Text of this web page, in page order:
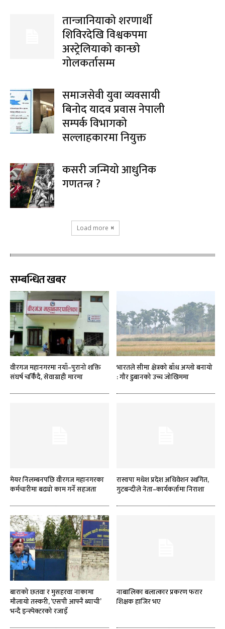
तान्जानियाको शरणार्थी
शिविरदेखि विश्वकपमा
अस्ट्रेलियाको कान्छो
गोलकर्तासम्म
समाजसेवी युवा व्यवसायी
बिनोद यादव प्रवास नेपाली
सम्पर्क विभागको
सल्लाहकारमा नियुक्त
कसरी जन्मियो आधुनिक
गणतन्त्र ?
Load more
सम्बन्धित खबर
वीरगज महानगरमा नयाँ–पुरानो शक्ति
संघर्ष चर्किँदै, सेवाग्राही मारमा
भारतले सीमा क्षेत्रको बाँध अग्लो बनायो
: गौर डुबानको उच्च जोखिममा
मेयर निलम्बनपछि वीरगज महानगरका
कर्मचारीमा बढ्यो काम गर्ने सहजता
रास्वपा मधेश प्रदेश अधिवेशन स्थगित,
गुटबन्दीले नेता–कार्यकर्तामा निराशा
बाराको छतवा र मुसहरवा नाकामा
मौलायो तस्करी, ‘एसपी आफ्नै ब्याची’
भन्दै इन्स्पेक्टरको रजाइँ
नाबालिका बलात्कार प्रकरण फरार
शिक्षक हाजिर भए